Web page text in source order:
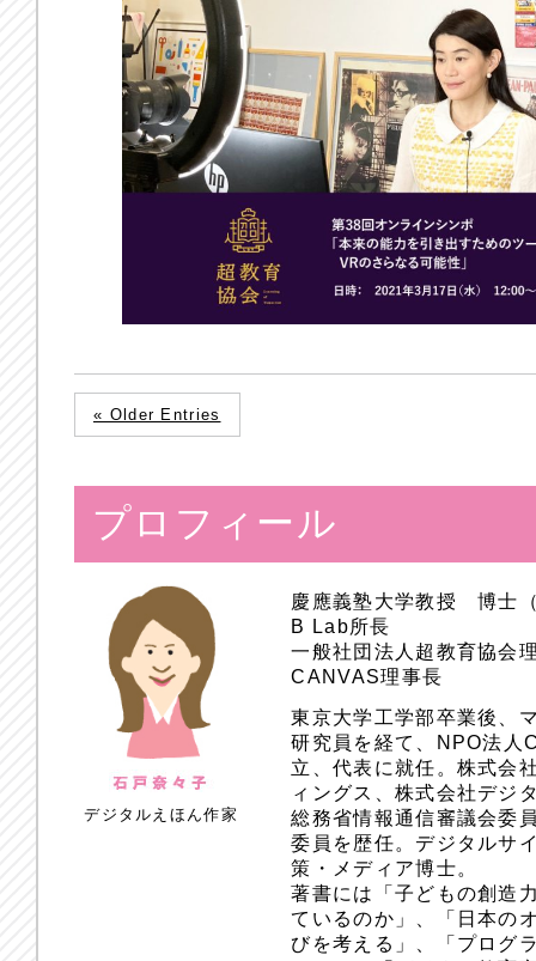
« Older Entries
プロフィール
デジタルえほん作家
慶應義塾大学教授 博士
B Lab所長
一般社団法人超教育協会
CANVAS理事長
東京大学工学部卒業後、
研究員を経て、NPO法人
立、代表に就任。株式会
ィングス、株式会社デジ
総務省情報通信審議会委
委員を歴任。デジタルサ
策・メディア博士。
著書には「子どもの創造
ているのか」、「日本の
びを考える」、「プログ